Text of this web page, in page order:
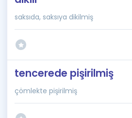
saksıda, saksıya dikilmiş
tencerede pişirilmiş
çömlekte pişirilmiş